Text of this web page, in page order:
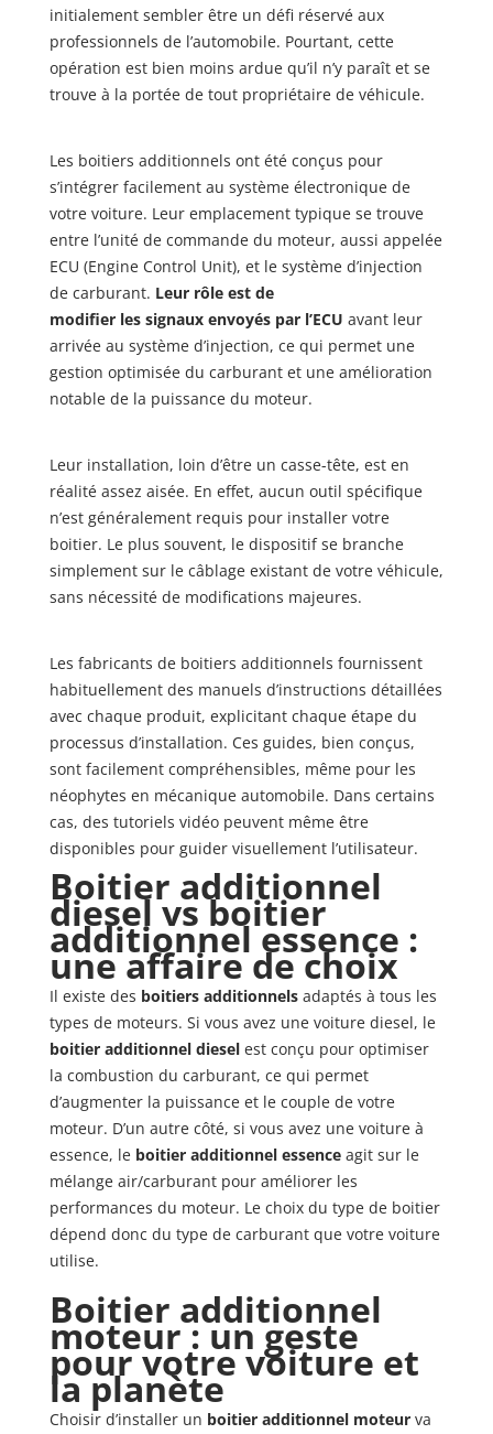
initialement sembler être un défi réservé aux
professionnels de l’automobile. Pourtant, cette
opération est bien moins ardue qu’il n’y paraît et se
trouve à la portée de tout propriétaire de véhicule.
Les boitiers additionnels ont été conçus pour
s’intégrer facilement au système électronique de
votre voiture. Leur emplacement typique se trouve
entre l’unité de commande du moteur, aussi appelée
ECU (Engine Control Unit), et le système d’injection
de carburant. Leur rôle est de
modifier les signaux envoyés par l’ECU avant leur
arrivée au système d’injection, ce qui permet une
gestion optimisée du carburant et une amélioration
notable de la puissance du moteur.
Leur installation, loin d’être un casse-tête, est en
réalité assez aisée. En effet, aucun outil spécifique
n’est généralement requis pour installer votre
boitier. Le plus souvent, le dispositif se branche
simplement sur le câblage existant de votre véhicule,
sans nécessité de modifications majeures.
Les fabricants de boitiers additionnels fournissent
habituellement des manuels d’instructions détaillées
avec chaque produit, explicitant chaque étape du
processus d’installation. Ces guides, bien conçus,
sont facilement compréhensibles, même pour les
néophytes en mécanique automobile. Dans certains
cas, des tutoriels vidéo peuvent même être
disponibles pour guider visuellement l’utilisateur.
Boitier additionnel
diesel vs boitier
additionnel essence :
une affaire de choix
Il existe des boitiers additionnels adaptés à tous les
types de moteurs. Si vous avez une voiture diesel, le
boitier additionnel diesel est conçu pour optimiser
la combustion du carburant, ce qui permet
d’augmenter la puissance et le couple de votre
moteur. D’un autre côté, si vous avez une voiture à
essence, le boitier additionnel essence agit sur le
mélange air/carburant pour améliorer les
performances du moteur. Le choix du type de boitier
dépend donc du type de carburant que votre voiture
utilise.
Boitier additionnel
moteur : un geste
pour votre voiture et
la planète
Choisir d’installer un boitier additionnel moteur va